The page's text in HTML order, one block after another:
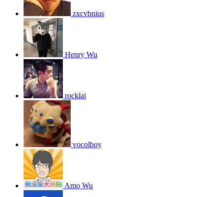
zxcvbnius
Henry Wu
rocklai
vocolboy
Amo Wu